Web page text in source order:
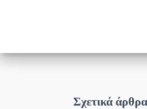
Σχετικά άρθρα